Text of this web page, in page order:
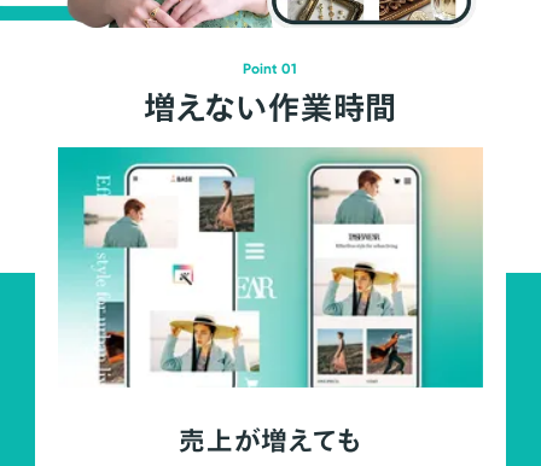
Point 01
増えない作業時間
売上が増えても